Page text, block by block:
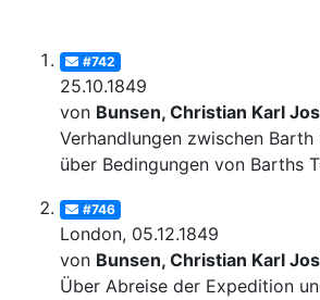
#742
25.10.1849
von Bunsen, Christian Karl
Verhandlungen zwischen Barth
über Bedingungen von Barths
#746
London, 05.12.1849
von Bunsen, Christian Karl
Über Abreise der Expedition